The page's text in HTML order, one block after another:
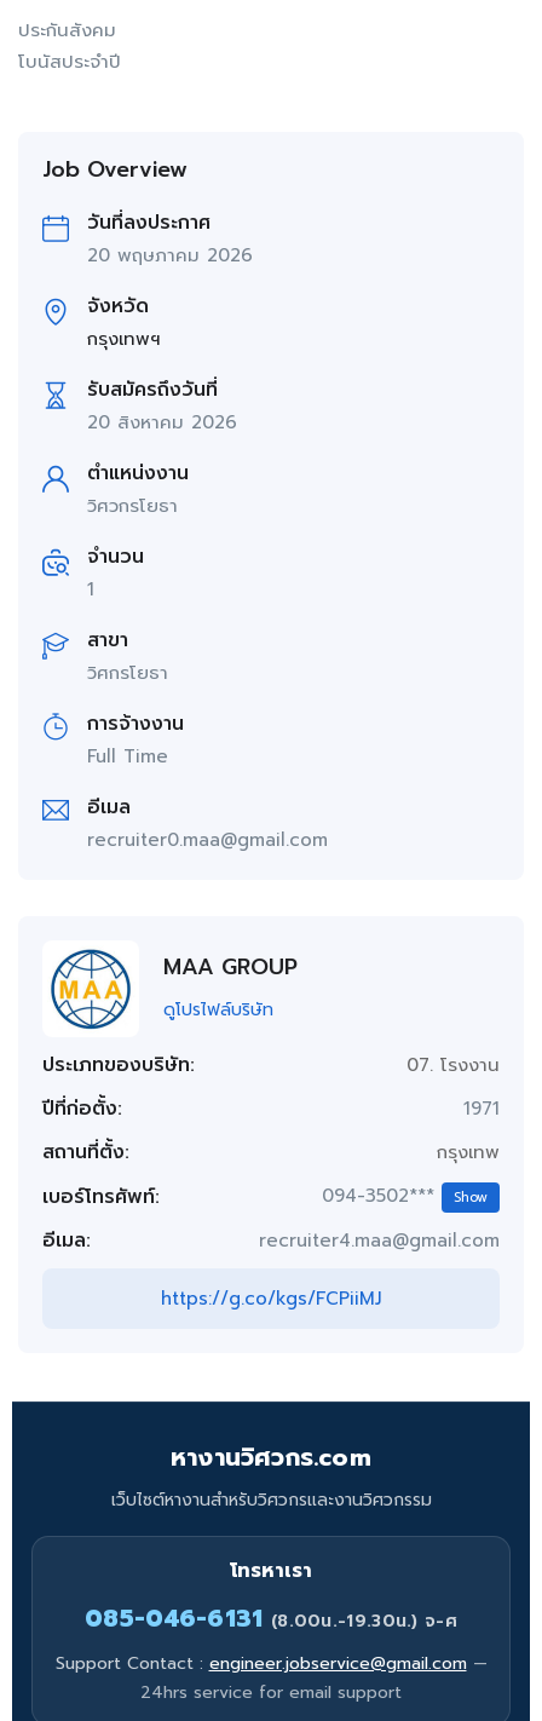
ประกันสังคม
โบนัสประจำปี
Job Overview
วันที่ลงประกาศ
20 พฤษภาคม 2026
จังหวัด
กรุงเทพฯ
รับสมัครถึงวันที่
20 สิงหาคม 2026
ตำแหน่งงาน
วิศวกรโยธา
จำนวน
1
สาขา
วิศกรโยธา
การจ้างงาน
Full Time
อีเมล
recruiter0.maa@gmail.com
MAA GROUP
ดูโปรไฟล์บริษัท
ประเภทของบริษัท: 07. โรงงาน
ปีที่ก่อตั้ง: 1971
สถานที่ตั้ง: กรุงเทพ
เบอร์โทรศัพท์: 094-3502*** Show
อีเมล: recruiter4.maa@gmail.com
https://g.co/kgs/FCPiiMJ
หางานวิศวกร.com
เว็บไซต์หางานสำหรับวิศวกรและงานวิศวกรรม
โทรหาเรา
085-046-6131 (8.00น.-19.30น.) จ-ศ
Support Contact : engineer.jobservice@gmail.com —
24hrs service for email support